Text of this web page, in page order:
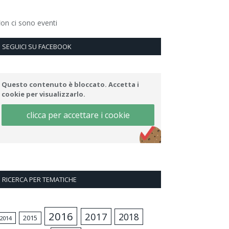
ci sono eventi
SEGUICI SU FACEBOOK
Questo contenuto è bloccato. Accetta i
cookie per visualizzarlo.
clicca per accettare i cookie
RICERCA PER TEMATICHE
2014 2015 2016 2017 2018